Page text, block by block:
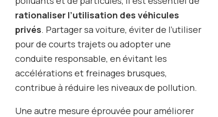
rationaliser l’utilisation des véhicules
privés. Partager sa voiture, éviter de l’utiliser
pour de courts trajets ou adopter une
conduite responsable, en évitant les
accélérations et freinages brusques,
contribue à réduire les niveaux de pollution.
Une autre mesure éprouvée pour améliorer